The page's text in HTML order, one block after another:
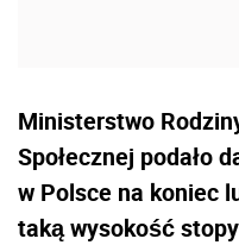
Ministerstwo
Społecznej podało
w Polsce na koniec
taką wysokość